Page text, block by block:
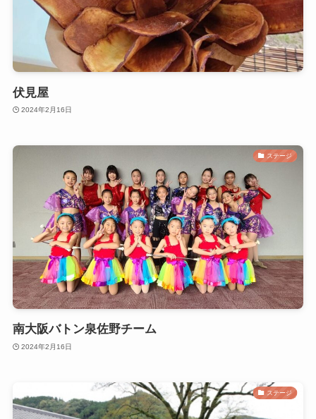
伏見屋
2024年2月16日
ステージ
南大阪バトン泉佐野チーム
2024年2月16日
ステージ